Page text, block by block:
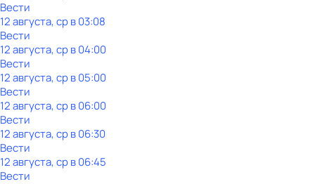
Вести
12 августа, ср в 03:08
Вести
12 августа, ср в 04:00
Вести
12 августа, ср в 05:00
Вести
12 августа, ср в 06:00
Вести
12 августа, ср в 06:30
Вести
12 августа, ср в 06:45
Вести